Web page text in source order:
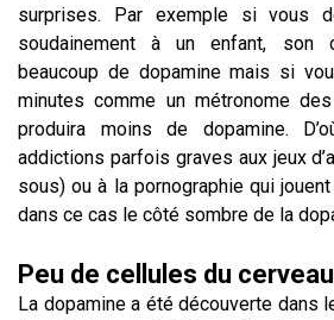
surprises. Par exemple si vous
soudainement à un enfant, son
beaucoup de dopamine mais si
minutes comme un métronome
produira moins de dopamine.
addictions parfois graves aux jeux
sous) ou à la pornographie qui
dans ce cas le côté sombre de la
Peu de cellules du
La dopamine a été découverte dans